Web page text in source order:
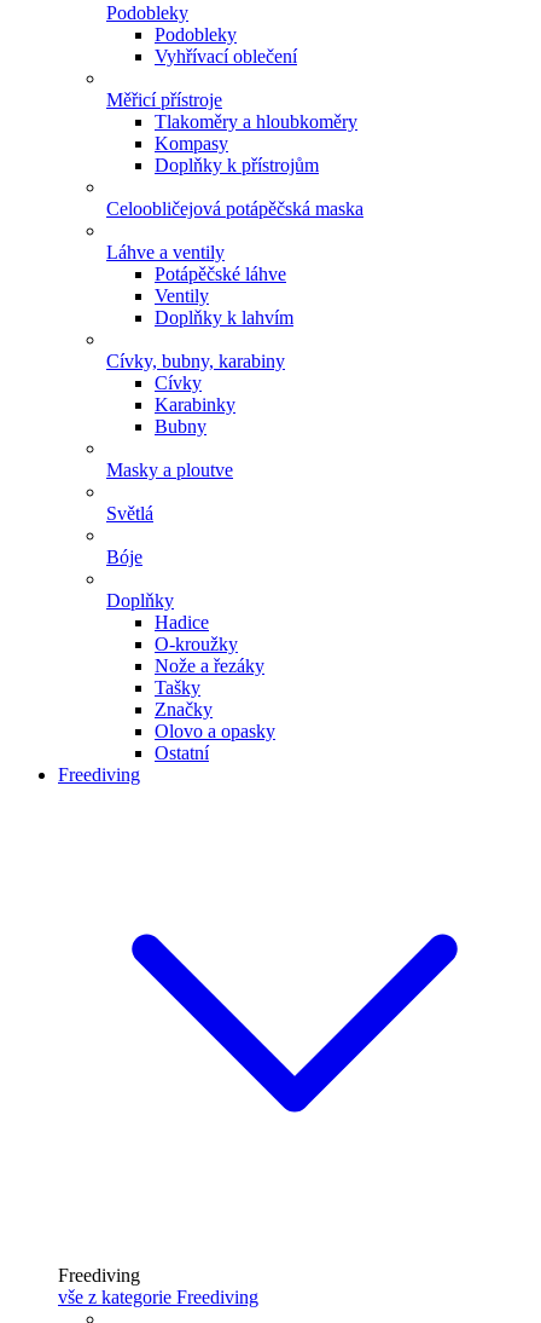
Podobleky
Podobleky
Vyhřívací oblečení
Měřicí přístroje
Tlakoměry a hloubkoměry
Kompasy
Doplňky k přístrojům
Celoobličejová potápěčská maska
Láhve a ventily
Potápěčské láhve
Ventily
Doplňky k lahvím
Cívky, bubny, karabiny
Cívky
Karabinky
Bubny
Masky a ploutve
Světlá
Bóje
Doplňky
Hadice
O-kroužky
Nože a řezáky
Tašky
Značky
Olovo a opasky
Ostatní
Freediving
Freediving
vše z kategorie Freediving